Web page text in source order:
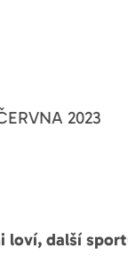
2023
loví, další